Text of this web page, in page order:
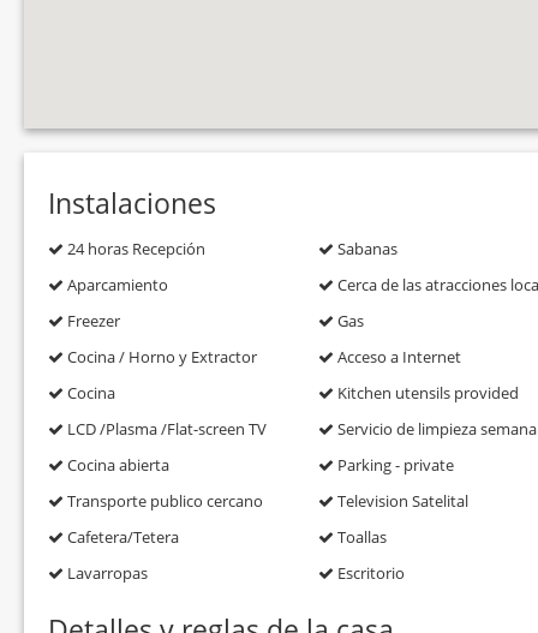
Instalaciones
24 horas Recepción
Sabanas
Aparcamiento
Cerca de las atracciones
Freezer
Gas
Cocina / Horno y Extractor
Acceso a Internet
Cocina
Kitchen utensils provided
LCD /Plasma /Flat-screen TV
Servicio de limpieza
Cocina abierta
Parking - private
Transporte publico cercano
Television Satelital
Cafetera/Tetera
Toallas
Lavarropas
Escritorio